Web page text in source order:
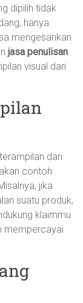
dipilih tidak
hanya
mengesankan
jasa penulisan
visual dari
dan
contoh
jika
suatu produk,
klaimmu.
mempercayai